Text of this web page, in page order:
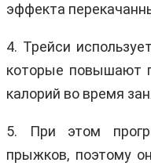
эффекта
4. Трейси
которые повышают
калорий во время
5. При этом
прыжков, поэтому